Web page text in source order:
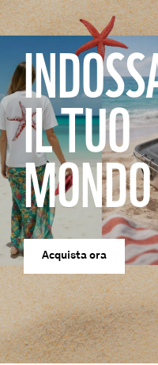
IL TUO
MONDO
Acquista ora